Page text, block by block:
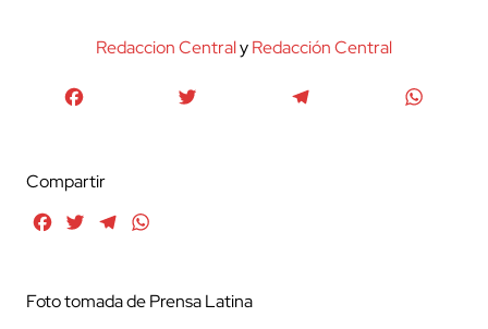
Redaccion CentralyRedacción Central
Compartir
FacebookTwitterTelegram
Foto tomada de Prensa Latina